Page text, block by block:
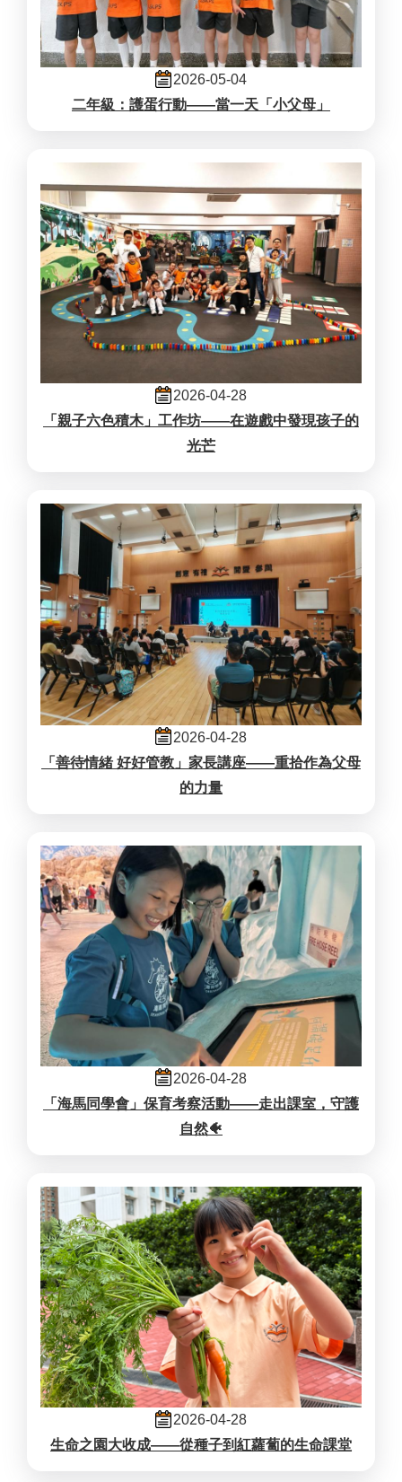
2026-05-04
二年級：護蛋行動——當一天「小父母」
2026-04-28
「親子六色積木」工作坊——在遊戲中發現孩子的
光芒
2026-04-28
「善待情緒 好好管教」家長講座——重拾作為父母
的力量
2026-04-28
「海馬同學會」保育考察活動——走出課室，守護
自然🐠
2026-04-28
生命之園大收成——從種子到紅蘿蔔的生命課堂